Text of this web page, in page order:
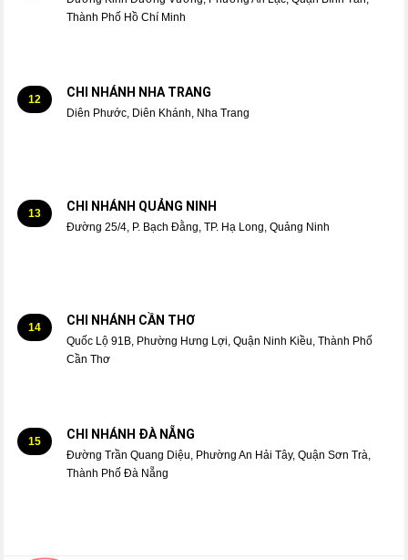
Thành Phố Hồ Chí Minh
12 CHI NHÁNH NHA TRANG
Diên Phước, Diên Khánh, Nha Trang
13 CHI NHÁNH QUẢNG NINH
Đường 25/4, P. Bạch Đằng, TP. Hạ Long, Quảng Ninh
14 CHI NHÁNH CẦN THƠ
Quốc Lộ 91B, Phường Hưng Lợi, Quận Ninh Kiều, Thành Phố
Cần Thơ
15 CHI NHÁNH ĐÀ NẴNG
Đường Trần Quang Diệu, Phường An Hải Tây, Quận Sơn Trà,
Thành Phố Đà Nẵng